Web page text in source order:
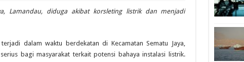
Lamandau, diduga akibat korsleting listrik dan menjadi
dalam waktu berdekatan di Kecamatan Sematu Jaya,
bagi masyarakat terkait potensi bahaya instalasi listrik.